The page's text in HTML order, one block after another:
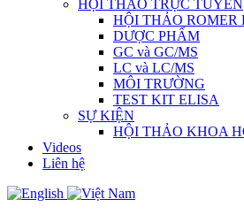
HỘI THẢO TRỰC TUYẾN
HỘI THẢO ROMER
DƯỢC PHẨM
GC và GC/MS
LC và LC/MS
MÔI TRƯỜNG
TEST KIT ELISA
SỰ KIỆN
HỘI THẢO KHOA
Videos
Liên hệ